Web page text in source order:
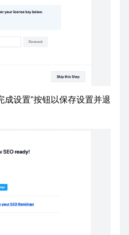
成设置”按钮以保存设置并退